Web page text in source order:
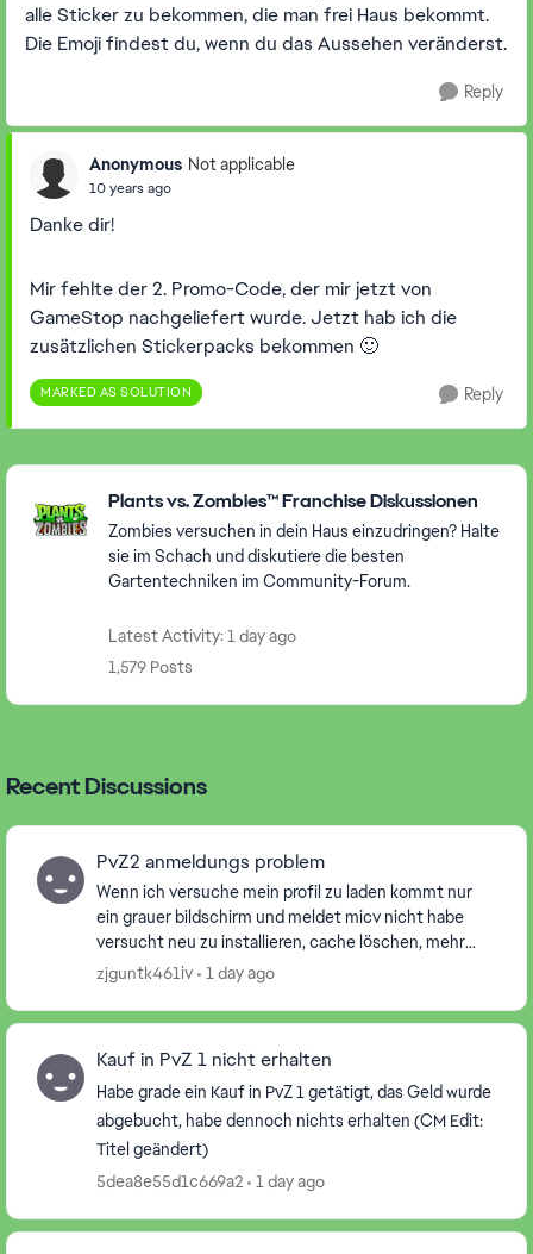
alle Sticker zu bekommen, die man frei Haus bekommt.
Die Emoji findest du, wenn du das Aussehen veränderst.
Reply
Anonymous Not applicable
10 years ago
Danke dir!
Mir fehlte der 2. Promo-Code, der mir jetzt von
GameStop nachgeliefert wurde. Jetzt hab ich die
zusätzlichen Stickerpacks bekommen 🙂
MARKED AS SOLUTION Reply
Featured Places
Plants vs. Zombies™ Franchise Diskussionen
Zombies versuchen in dein Haus einzudringen? Halte
sie im Schach und diskutiere die besten
Gartentechniken im Community-Forum.
Latest Activity: 1 day ago
1,579 Posts
Recent Discussions
PvZ2 anmeldungs problem
Wenn ich versuche mein profil zu laden kommt nur
ein grauer bildschirm und meldet micv nicht habe
versucht neu zu installieren, cache löschen, mehr
mals versucht micv anzumelden und gewratet aber
zjguntk461iv 1 day ago
Kauf in PvZ 1 nicht erhalten
Habe grade ein Kauf in PvZ 1 getätigt, das Geld wurde
abgebucht, habe dennoch nichts erhalten (CM Edit:
Titel geändert)
5dea8e55d1c669a2
1 day ago